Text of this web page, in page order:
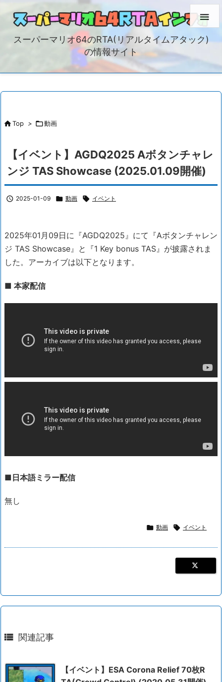
スーパーマリオ64のRTA(リアルタイムアタック)
の情報サイト

Top > 動画
【イベント】AGDQ2025 Aボタンチャレ
ンジ TAS Showcase (2025.01.09開催)
 2025-01-09  動画  イベント
2025年01月09日に『AGDQ2025』にて『Aボタンチャレン
ジ TAS Showcase』と『1 Key bonus TAS』が披露されま
した。アーカイブは以下となります。
■ 本家配信
■日本語ミラー配信
無し
 動画  イベント
 関連記事
【イベント】ESA Corona Relief 70枚R